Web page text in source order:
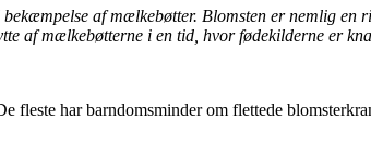
af mælkebøtter. Blomsten er nemlig
af mælkebøtterne i en tid, hvor fødekilderne er
fleste har barndomsminder om flettede